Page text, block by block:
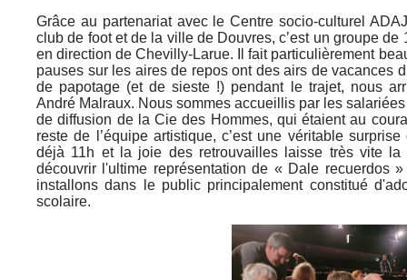
Grâce au partenariat avec le Centre socio-culturel
club de foot et de la ville de Douvres, c’est un groupe
en direction de Chevilly-Larue. Il fait particulièrement
pauses sur les aires de repos ont des airs de vacances
de papotage (et de sieste !) pendant le trajet, nous
André Malraux. Nous sommes accueillis par les
de diffusion de la Cie des Hommes, qui étaient au
reste de l’équipe artistique, c’est une véritable
déjà 11h et la joie des retrouvailles laisse très vite la
découvrir l'ultime représentation de « Dale recuerdos
installons dans le public principalement constitué
scolaire.
Rechercher